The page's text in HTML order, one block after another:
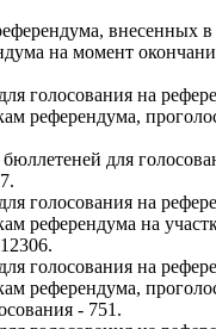
внесенных
на момент
голосования на
референдума,
для
голосования на
референдума на
голосования на
референдума,
- 751.